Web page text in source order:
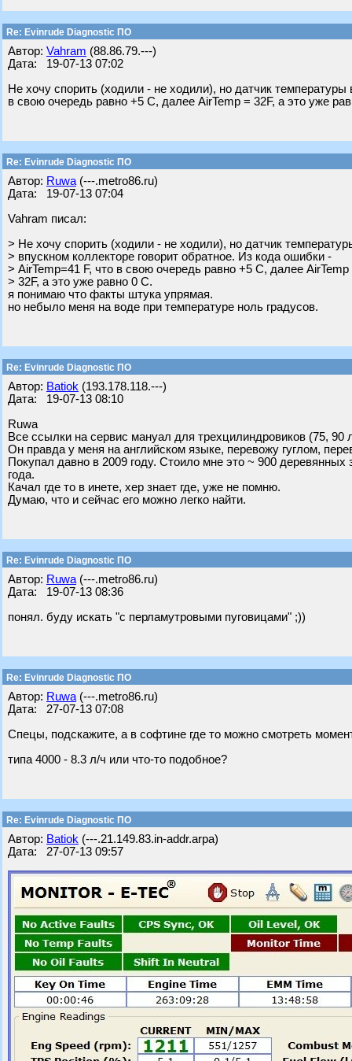
Re: Evinrude Diagnostic ПО
Автор: Vahram (88.86.79.---)
Дата: 19-07-13 07:02
Не хочу спорить (ходили - не ходили), но датчик
в свою очередь равно +5 С, далее AirTemp = 32F, а это уже
Re: Evinrude Diagnostic ПО
Автор: Ruwa (---.metro86.ru)
Дата: 19-07-13 07:04
Vahram писал:
> Не хочу спорить (ходили - не ходили), но датчик
> впускном коллекторе говорит обратное. Из кода ошибки -
> AirTemp=41 F, что в свою очередь равно +5 С, далее AirTemp
> 32F, а это уже равно 0 С.
я понимаю что факты штука упрямая.
но небыло меня на воде при температуре ноль градусов.
Re: Evinrude Diagnostic ПО
Автор: Batiok (193.178.118.---)
Дата: 19-07-13 08:10
Ruwa
Все ссылки на сервис мануал для трехцилиндровиков (75, 90
Он правда у меня на английском языке, перевожу гуглом,
Покупал давно в 2009 году. Стоило мне это ~ 900
года.
Качал где то в инете, хер знает где, уже не помню.
Думаю, что и сейчас его можно легко найти.
Re: Evinrude Diagnostic ПО
Автор: Ruwa (---.metro86.ru)
Дата: 19-07-13 08:36
понял. буду искать "с перламутровыми пуговицами" ;))
Re: Evinrude Diagnostic ПО
Автор: Ruwa (---.metro86.ru)
Дата: 27-07-13 07:08
Спецы, подскажите, а в софтине где то можно смотреть
типа 4000 - 8.3 л/ч или что-то подобное?
Re: Evinrude Diagnostic ПО
Автор: Batiok (---.21.149.83.in-addr.arpa)
Дата: 27-07-13 09:57